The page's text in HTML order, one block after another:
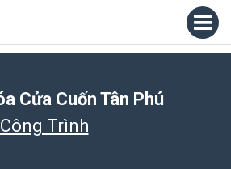
Cửa Cuốn Tân Phú
Công Trình